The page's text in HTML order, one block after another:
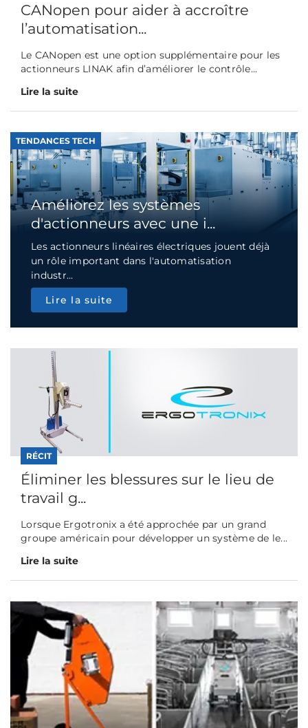
CANopen pour aider à accroître
l’automatisation...
Le CANopen est une option supplémentaire pour les
actionneurs LINAK afin d’améliorer le contrôle...
Lire la suite
TENDANCES TECH
Améliorez les systèmes
d'actionneurs avec une i...
Les actionneurs linéaires électriques jouent déjà
un rôle important dans l'automatisation
industr...
Lire la suite
RÉCIT
Éliminer les blessures sur le lieu de
travail g...
Lorsque Ergotronix a été approchée par un grand
groupe américain pour développer un système de le...
Lire la suite